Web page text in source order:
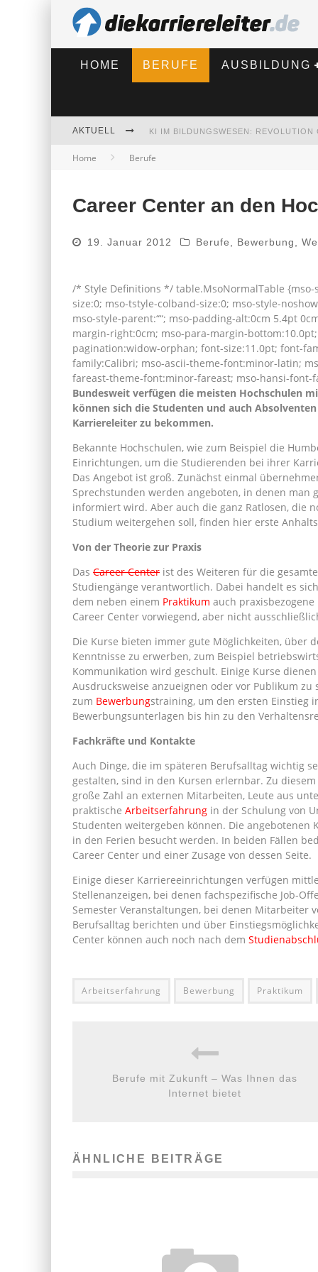
HOME BERUFE AUSBILDUNG
AKTUELL
BEWERBEN 2026: WAS SICH
Home Berufe
Career Center an den
19. Januar 2012 Berufe Bewerbung
/* Style Definitions */ table.MsoNormalTable
size:0; mso-tstyle-colband-size:0; mso-style-
mso-style-parent:““; mso-padding-alt:0cm 5.4pt
margin-right:0cm; mso-para-margin-
pagination:widow-orphan; font-size:11.0pt; font-
family:Calibri; mso-ascii-theme-font:minor-latin;
fareast-theme-font:minor-fareast; mso-hansi-
Bundesweit verfügen die meisten Hochschulen
können sich die Studenten und auch
Karriereleiter zu bekommen.
Bekannte Hochschulen, wie zum Beispiel die
Einrichtungen, um die Studierenden bei ihrer
Das Angebot ist groß. Zunächst einmal
Sprechstunden werden angeboten, in denen
informiert wird. Aber auch die ganz Ratlosen, die
Studium weitergehen soll, finden hier erste
Von der Theorie zur Praxis
Das Career Center ist des Weiteren für die
Studiengänge verantwortlich. Dabei handelt es
dem neben einem Praktikum auch
Career Center vorwiegend, aber nicht
Die Kurse bieten immer gute Möglichkeiten, über
Kenntnisse zu erwerben, zum Beispiel
Kommunikation wird geschult. Einige Kurse
Ausdrucksweise anzueignen oder vor Publikum
zum Bewerbungstraining, um den ersten Einstieg
Bewerbungsunterlagen bis hin zu den
Fachkräfte und Kontakte
Auch Dinge, die im späteren Berufsalltag wichtig
gestalten, sind in den Kursen erlernbar. Zu
große Zahl an externen Mitarbeiten, Leute aus
praktische Arbeitserfahrung in der Schulung von
Studenten weitergeben können. Die angebotenen
in den Ferien besucht werden. In beiden Fällen
Career Center und einer Zusage von dessen Seite.
Einige dieser Karriereeinrichtungen verfügen
Stellenanzeigen, bei denen fachspezifische Job-
Semester Veranstaltungen, bei denen Mitarbeiter
Berufsalltag berichten und über
Center können auch noch nach dem
Arbeitserfahrung Bewerbung Praktikum
Berufe mit Zukunft – Was Ihnen das
Internet bietet
ÄHNLICHE BEITRÄGE